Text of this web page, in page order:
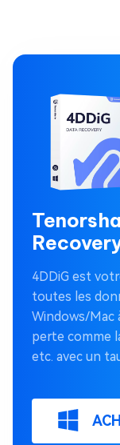
4DDiG est
toutes les
Windows/Mac
perte comme
etc. avec un